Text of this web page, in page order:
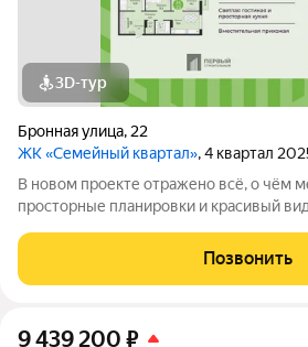
3D-тур
Бронная улица, 22
ЖК «Семейный квартал», 4 квартал
В новом проекте отражено всё, о чём
просторные планировки и красивый
уютная придомовая территория, где
а также приятная
Позвонить
9 439 200 ₽